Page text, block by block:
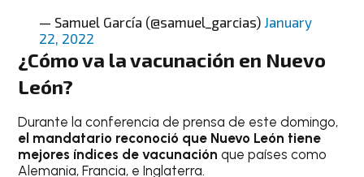
— Samuel García (@samuel_garcias) January
22, 2022
¿Cómo va la vacunación en Nuevo
León?
Durante la conferencia de prensa de este domingo,
el mandatario reconoció que Nuevo León tiene
mejores índices de vacunación que países como
Alemania, Francia, e Inglaterra.